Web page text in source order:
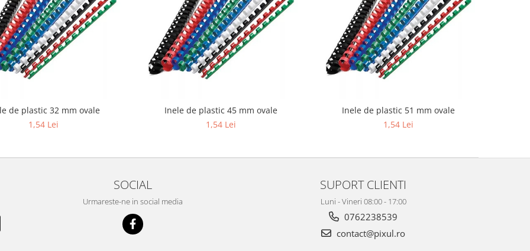
de plastic 32 mm ovale
1,54 Lei
Inele de plastic 45 mm ovale
1,54 Lei
Inele de plastic 51 mm ovale
1,54 Lei
SOCIAL
Urmareste-ne in social media
SUPORT CLIENTI
Luni - Vineri 08:00 - 17:00
0762238539
contact@pixul.ro